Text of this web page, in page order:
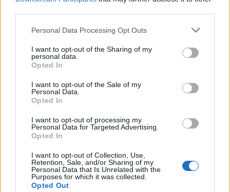
Personal Data Processing Opt Outs
I want to opt-out of the Sharing of my
personal data.
Opted In
I want to opt-out of the Sale of my
Personal Data.
Opted In
I want to opt-out of processing my
Personal Data for Targeted Advertising.
Opted In
I want to opt-out of Collection, Use,
Retention, Sale, and/or Sharing of my
Personal Data that Is Unrelated with the
Purposes for which it was collected.
Opted Out
Jos video ei näy laitteellasi voit katsoa sen suoraan
Connor McDavid taklasi Jesperi
Kotkaniemeä kyynerpäällä
päähän – ei pelikieltoa
Pitkäperjantai tuo ruutuihin
yhden ottelun verran Liigaa